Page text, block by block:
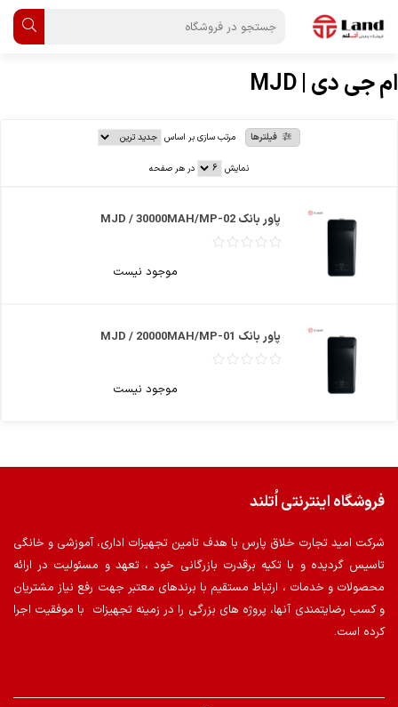
ام جی دی | MJD
فیلترها مرتب سازی بر اساس
نمایش در هر صفحه
پاور بانک MJD / 30000MAH/MP-02
موجود نیست
پاور بانک MJD / 20000MAH/MP-01
موجود نیست
فروشگاه اینترنتی اُتلند
شرکت امید تجارت خلاق پارس با هدف تامین تجهیزات اداری، آموزشی و خانگی
تاسیس گردیده و با تکیه برقدرت بازرگانی خود ، تعهد و مسئولیت در ارائه
محصولات و خدمات ، ارتباط مستقیم با برندهای معتبر جهت رفع نیاز مشتریان
و کسب رضایتمندی آنها، پروژه های بزرگی را در زمینه تجهیزات با موفقیت اجرا
کرده است.